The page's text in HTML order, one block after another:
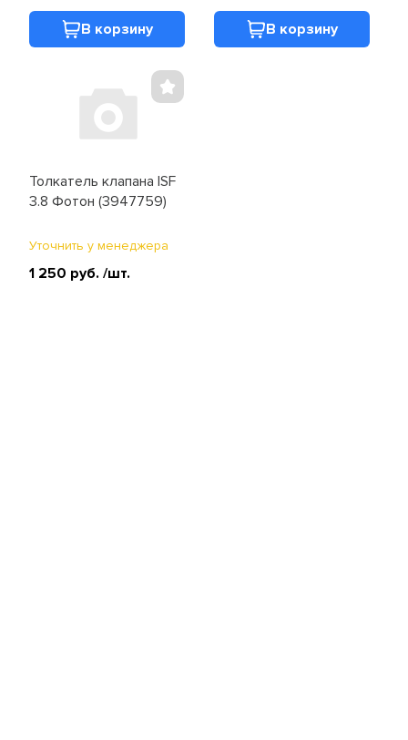
В корзину В корзину
Толкатель клапана ISF
3.8 Фотон (3947759)
Уточнить у менеджера
1 250 руб. /шт.